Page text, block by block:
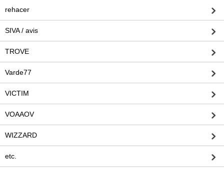
rehacer
SIVA / avis
TROVE
Varde77
VICTIM
VOAAOV
WIZZARD
etc.